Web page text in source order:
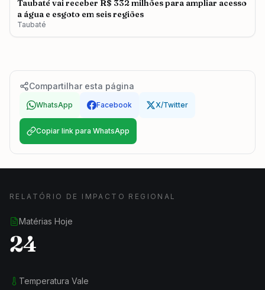
Taubaté vai receber R$ 332 milhões para ampliar acesso
a água e esgoto em seis regiões
Taubaté
Compartilhar esta página
WhatsApp Facebook X/Twitter
Copiar link para WhatsApp
RELATÓRIO DE IMPACTO REGIONAL
Matérias Hoje
24
Temperatura Vale